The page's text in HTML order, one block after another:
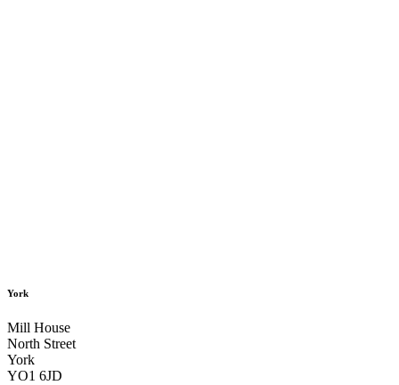
York
Mill House
North Street
York
YO1 6JD